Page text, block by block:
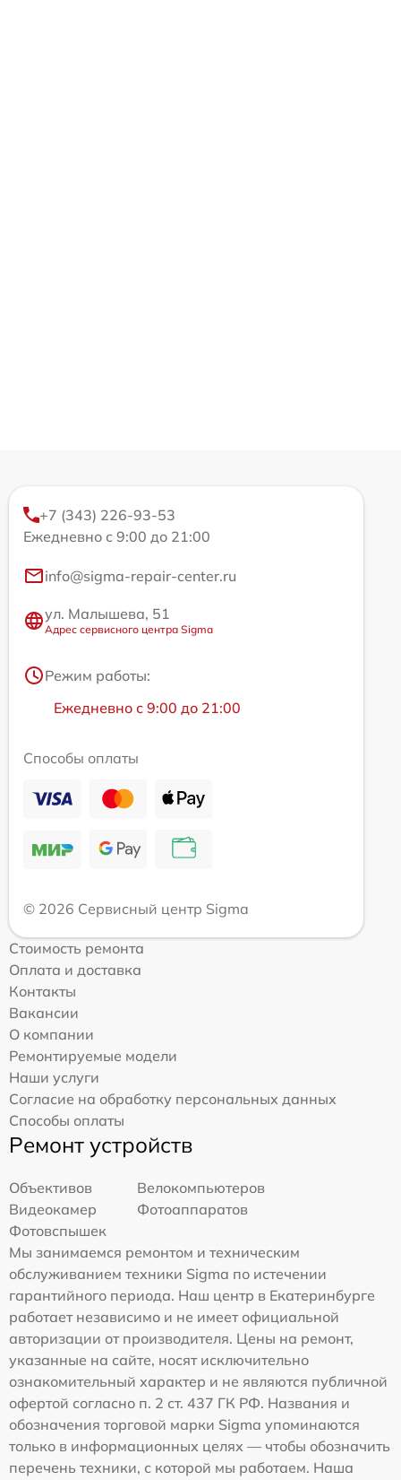
+7 (343) 226-93-53
Ежедневно с 9:00 до 21:00
info@sigma-repair-center.ru
ул. Малышева, 51
Адрес сервисного центра Sigma
Режим работы:
Ежедневно с 9:00 до 21:00
Способы оплаты
© 2026 Сервисный центр Sigma
Стоимость ремонта
Оплата и доставка
Контакты
Вакансии
О компании
Ремонтируемые модели
Наши услуги
Согласие на обработку персональных данных
Способы оплаты
Ремонт устройств
Объективов
Велокомпьютеров
Видеокамер
Фотоаппаратов
Фотовспышек
Мы занимаемся ремонтом и техническим
обслуживанием техники Sigma по истечении
гарантийного периода. Наш центр в Екатеринбурге
работает независимо и не имеет официальной
авторизации от производителя. Цены на ремонт,
указанные на сайте, носят исключительно
ознакомительный характер и не являются публичной
офертой согласно п. 2 ст. 437 ГК РФ. Названия и
обозначения торговой марки Sigma упоминаются
только в информационных целях — чтобы обозначить
перечень техники, с которой мы работаем. Наша